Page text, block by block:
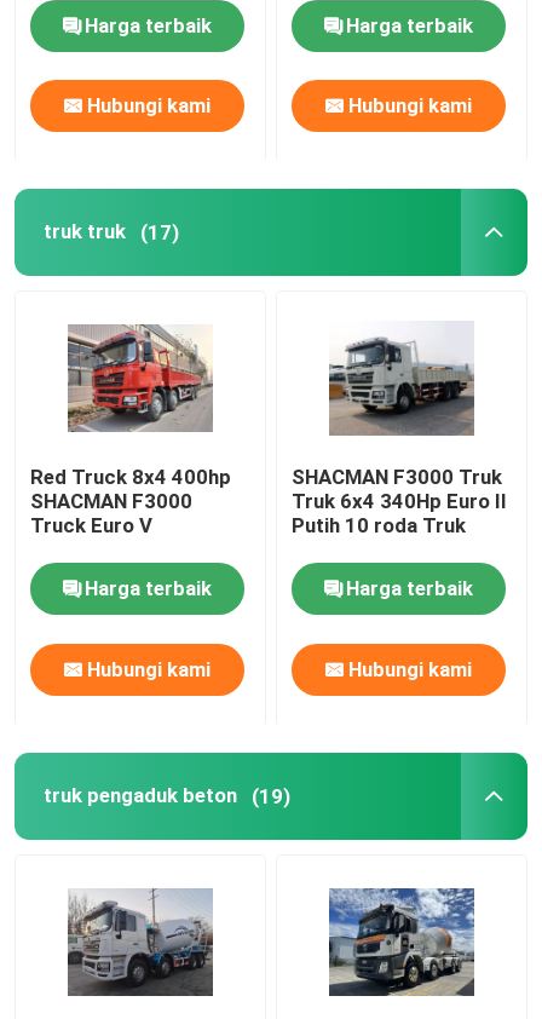
Truk Tangki Minyak
Truk Sampah Kompresi
Semi trailer
Harga terbaik
Hubungi kami
Harga terbaik
Hubungi kami
truk truk (17)
Red Truck 8x4 400hp
SHACMAN F3000
Truck Euro V
Harga terbaik
Hubungi kami
SHACMAN F3000 Truk
Truk 6x4 340Hp Euro II
Putih 10 roda Truk
Harga terbaik
Hubungi kami
truk pengaduk beton (19)